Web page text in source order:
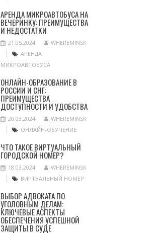
АРЕНДА МИКРОАВТОБУСА НА
ВЕЧЕРИНКУ: ПРЕИМУЩЕСТВА
И НЕДОСТАТКИ
21.05.2024
WHEREMINSK
АРЕНДА
МИКРОАВТОБУСА
ОНЛАЙН-ОБРАЗОВАНИЕ В
РОССИИ И СНГ:
ПРЕИМУЩЕСТВА
ДОСТУПНОСТИ И УДОБСТВА
20.03.2024
WHEREMINSK
ОНЛАЙН-ОБУЧЕНИЕ
ЧТО ТАКОЕ ВИРТУАЛЬНЫЙ
ГОРОДСКОЙ НОМЕР?
18.03.2024
WHEREMINSK
ВИРТУАЛЬНЫЙ НОМЕР
ВЫБОР АДВОКАТА ПО
УГОЛОВНЫМ ДЕЛАМ:
КЛЮЧЕВЫЕ АСПЕКТЫ
ОБЕСПЕЧЕНИЯ УСПЕШНОЙ
ЗАЩИТЫ В СУДЕ